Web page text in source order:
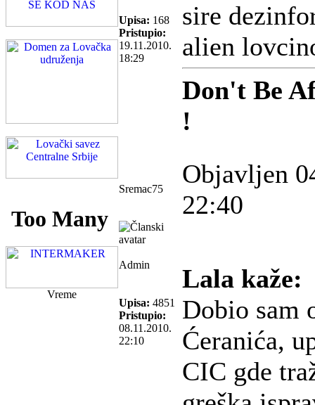
Vreme
Upisa: 168
Pristupio:
19.11.2010.
18:29
sire
alien
Don't Be
!
Sremac75
Objavljen
22:40
Admin
Upisa: 4851
Pristupio:
08.11.2010.
22:10
Lala kaže:
Dobio sam
Ćeranića,
CIC gde